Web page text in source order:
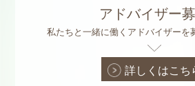
アドバイザー
私たちと一緒に働くアドバイザーを
詳しくはこち